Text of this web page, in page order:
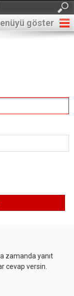
göster
zamanda yanıt
cevap versin.